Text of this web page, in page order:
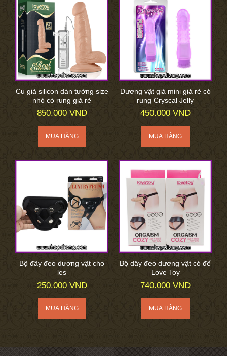
Cu giả silicon dán tường size
nhỏ có rung giá rẻ
850.000 VND
Dương vật giả mini giá rẻ có
rung Cryscal Jelly
450.000 VND
Bộ đây đeo dương vật cho
les
250.000 VND
Bộ dây đeo dương vật có đế
Love Toy
740.000 VND